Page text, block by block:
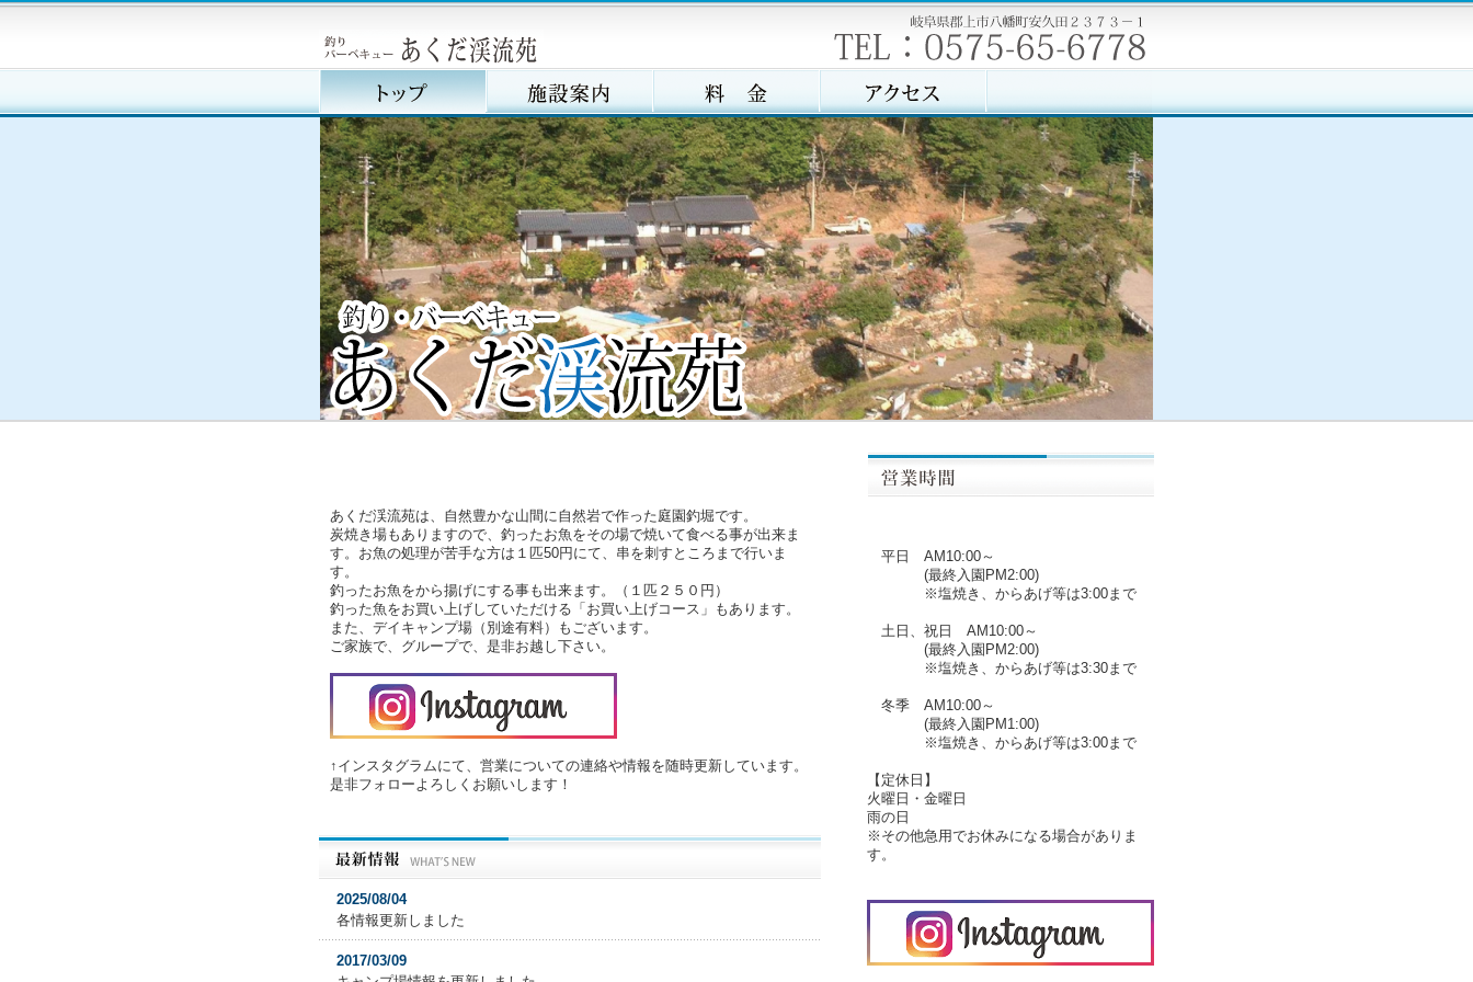
あくだ渓流苑は、自然豊かな山間に自然岩で作った庭園釣堀です。
炭焼き場もありますので、釣ったお魚をその場で焼いて食べる事が出来ま
す。お魚の処理が苦手な方は１匹50円にて、串を刺すところまで行いま
す。
釣ったお魚をから揚げにする事も出来ます。（１匹２５０円）
釣った魚をお買い上げしていただける「お買い上げコース」もあります。
また、デイキャンプ場（別途有料）もございます。
ご家族で、グループで、是非お越し下さい。
↑インスタグラムにて、営業についての連絡や情報を随時更新しています。
是非フォローよろしくお願いします！
2025/08/04
各情報更新しました
2017/03/09
平日 AM10:00～
(最終入園PM2:00)
※塩焼き、からあげ等は3:00まで
土日、祝日 AM10:00～
(最終入園PM2:00)
※塩焼き、からあげ等は3:30まで
冬季 AM10:00～
(最終入園PM1:00)
※塩焼き、からあげ等は3:00まで
【定休日】
火曜日・金曜日
雨の日
※その他急用でお休みになる場合がありま
す。